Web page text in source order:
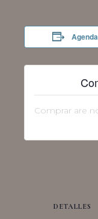
DETALLES
Comprar are